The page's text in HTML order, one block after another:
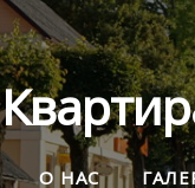
О НАС